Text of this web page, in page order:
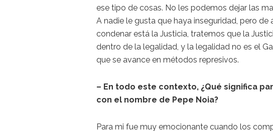
ese tipo de cosas. No les podemos dejar las
A nadie le gusta que haya inseguridad, pero de
condenar está la Justicia, tratemos que la
dentro de la legalidad, y la legalidad no es el
que se avance en métodos represivos.
– En todo este contexto, ¿Qué significa
con el nombre de Pepe Noia?
Para mi fue muy emocionante cuando los